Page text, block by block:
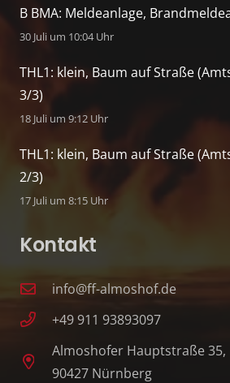
B BMA: Meldeanlage,
30 Juli um 10:04 Uhr
THL1: klein, Baum auf Straße
3/3)
18 Juli um 9:12 Uhr
THL1: klein, Baum auf Straße
2/3)
17 Juli um 8:15 Uhr
Kontakt
info@ff-almoshof.de
+49 911 93893097
Almoshofer Hauptstraße 35,
90427 Nürnberg